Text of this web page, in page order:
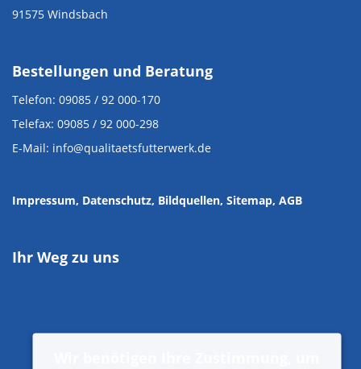
91575 Windsbach
Bestellungen und Beratung
Telefon: 09085 / 92 000-170
Telefax: 09085 / 92 000-298
E-Mail: info@qualitaetsfutterwerk.de
Impressum, Datenschutz, Bildquellen, Sitemap, AGB
Ihr Weg zu uns